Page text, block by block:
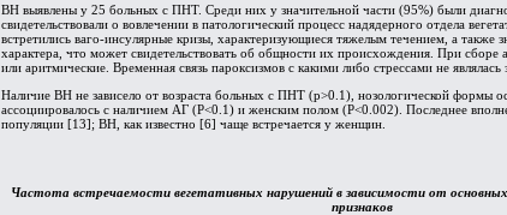
ВН выявлены у 25 больных c ПНТ. Среди них у значительной части (95%) были
свидетельствовали о вовлечении в патологический процесс надядерного отдела
встретились ваго-инсулярные кризы, характеризующиеся тяжелым течением, а
характера, что может свидетельствовать об общности их происхождения. При сборе
или аритмические. Временная связь пароксизмов с какими либо стрессами не являлась
Наличие ВН не зависело от возраста больных с ПНТ (p>0.1), нозологической формы
ассоциировалось с наличием АГ (Р<0.1) и женским полом (P<0.002). Последнее
популяции [13]; ВН, как известно [6] чаще встречается у женщин.
Частота встречаемости вегетативных нарушений в зависимости от
признаков